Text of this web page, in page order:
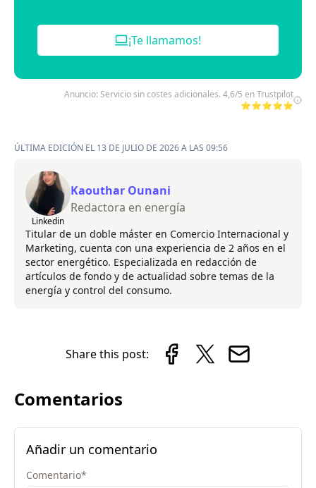
¡Te llamamos!
Anuncio: Servicio sin costes adicionales. 4,6/5 en Trustpilot
⭐⭐⭐⭐⭐
ÚLTIMA EDICIÓN EL 13 DE JULIO DE 2026 A LAS 09:56
Linkedin
Kaouthar Ounani
Redactora en energía
Titular de un doble máster en Comercio Internacional y
Marketing, cuenta con una experiencia de 2 años en el
sector energético. Especializada en redacción de
artículos de fondo y de actualidad sobre temas de la
energía y control del consumo.
Share this post:
Comentarios
Añadir un comentario
Comentario*